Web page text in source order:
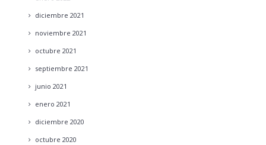
diciembre 2021
noviembre 2021
octubre 2021
septiembre 2021
junio 2021
enero 2021
diciembre 2020
octubre 2020